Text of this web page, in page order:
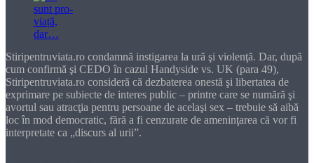
Stiripentruviata.ro condamnă instigarea la ură şi violenţă. Dar, după
cum confirmă şi CEDO în cazul Handyside vs. UK (para 49),
Stiripentruviata.ro consideră că dezbaterea onestă şi libertatea de
exprimare pe subiecte de interes public – printre care se numără şi
avortul sau atracţia pentru persoane de acelaşi sex – trebuie să aibă
loc în mod democratic, fără a fi cenzurate de ameninţarea că vor fi
interpretate ca „discurs al urii”.